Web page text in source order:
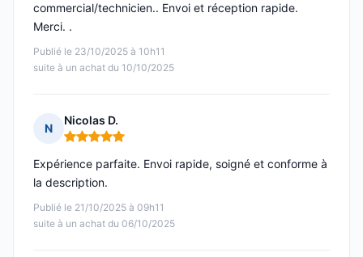
Publié le 23/10/2025 à 10h11
suite à un achat du 10/10/2025
commercial/technicien.. Envoi et réception rapide.
Merci. .
N
Nicolas D.
Note : 5 sur 5
Publié le 21/10/2025 à 09h11
suite à un achat du 06/10/2025
Expérience parfaite. Envoi rapide, soigné et conforme à
la description.